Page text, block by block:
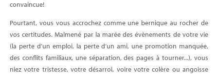
convaincue!
Pourtant, vous vous accrochez comme une bernique au rocher de
vos certitudes. Malmené par la marée des évènements de votre vie
(la perte d’un emploi, la perte d’un ami, une promotion manquée,
des conflits familiaux, une séparation, des pages à tourner...), vous
niez votre tristesse, votre désarroi, voire votre colère ou angoisse